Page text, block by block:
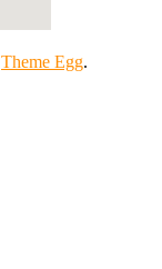
Theme Egg.